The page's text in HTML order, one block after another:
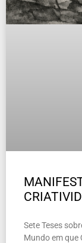
Sete Teses
Mundo em que